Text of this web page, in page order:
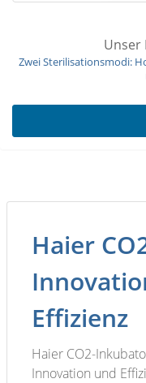
Unser
Zwei Sterilisationsmodi:
Haier
Effizienz
Haier CO2-
Innovation und